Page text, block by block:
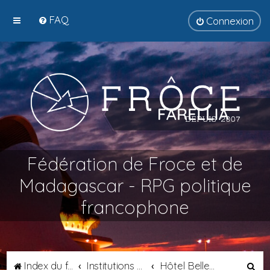
FAQ Connexion
Fédération de Froce et de
Madagascar - RPG politique
francophone
Index du forum